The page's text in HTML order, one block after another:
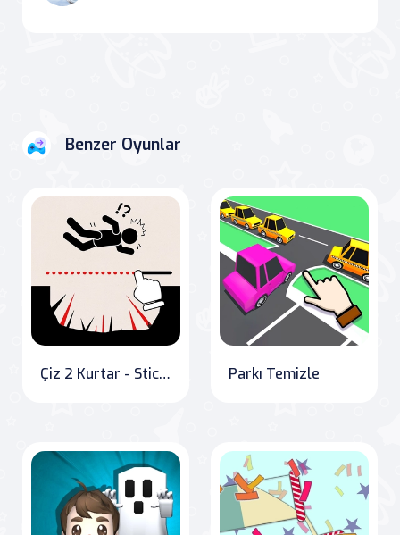
Benzer Oyunlar
Çiz 2 Kurtar - Stickman Kurtarma Parkı Temizle